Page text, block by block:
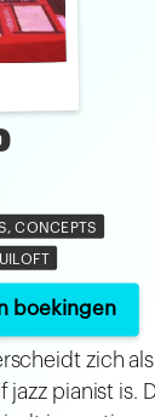
CONCEPTS
boekingen
zich als
jazz pianist is.